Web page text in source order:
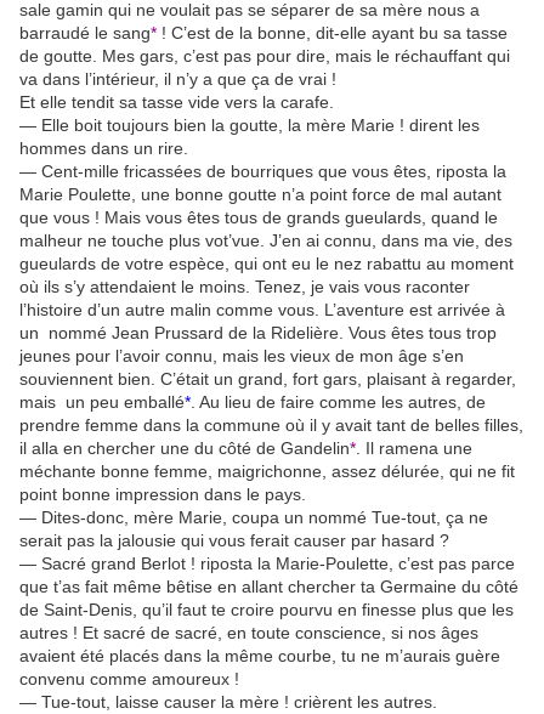
sale gamin qui ne voulait pas se séparer de sa mère nous a
barraudé le sang* ! C’est de la bonne, dit-elle ayant bu sa tasse
de goutte. Mes gars, c’est pas pour dire, mais le réchauffant qui
va dans l’intérieur, il n’y a que ça de vrai !
Et elle tendit sa tasse vide vers la carafe.
— Elle boit toujours bien la goutte, la mère Marie ! dirent les
hommes dans un rire.
— Cent-mille fricassées de bourriques que vous êtes, riposta la
Marie Poulette, une bonne goutte n’a point force de mal autant
que vous ! Mais vous êtes tous de grands gueulards, quand le
malheur ne touche plus vot’vue. J’en ai connu, dans ma vie, des
gueulards de votre espèce, qui ont eu le nez rabattu au moment
où ils s’y attendaient le moins. Tenez, je vais vous raconter
l’histoire d’un autre malin comme vous. L’aventure est arrivée à
un nommé Jean Prussard de la Ridelière. Vous êtes tous trop
jeunes pour l’avoir connu, mais les vieux de mon âge s’en
souviennent bien. C’était un grand, fort gars, plaisant à regarder,
mais un peu emballé* . Au lieu de faire comme les autres, de
prendre femme dans la commune où il y avait tant de belles filles,
il alla en chercher une du côté de Gandelin* . Il ramena une
méchante bonne femme, maigrichonne, assez délurée, qui ne fit
point bonne impression dans le pays.
— Dites-donc, mère Marie, coupa un nommé Tue-tout, ça ne
serait pas la jalousie qui vous ferait causer par hasard ?
— Sacré grand Berlot ! riposta la Marie-Poulette, c’est pas parce
que t’as fait même bêtise en allant chercher ta Germaine du côté
de Saint-Denis, qu’il faut te croire pourvu en finesse plus que les
autres ! Et sacré de sacré, en toute conscience, si nos âges
avaient été placés dans la même courbe, tu ne m’aurais guère
convenu comme amoureux !
— Tue-tout, laisse causer la mère ! crièrent les autres.